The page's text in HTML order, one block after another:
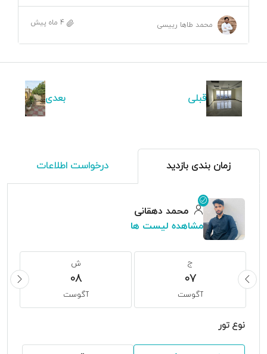
محمد طاها رییسی 4 ماه پیش
قبلی بعدی
زمان بندی بازدید درخواست اطلاعات
محمد دهقانی
مشاهده لیست ها
ج
07
آگوست
ش
08
آگوست
نوع تور